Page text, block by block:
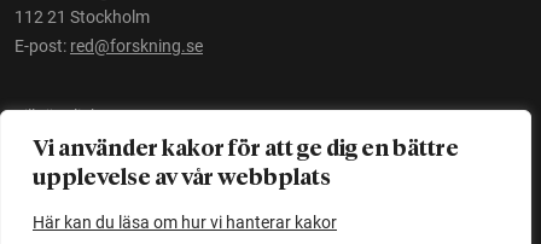
Vi använder kakor för att ge dig en bättre
upplevelse av vår webbplats
Här kan du läsa om hur vi hanterar kakor
112 21 Stockholm
E-post: red@forskning.se
Tillgänglighet
Ett initiativ avVetenskapsrådet